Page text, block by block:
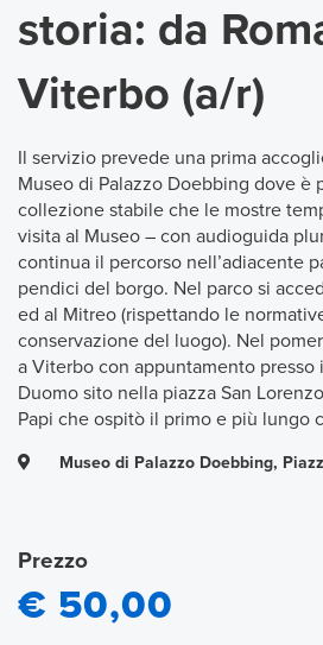
storia: da
Viterbo (a/r)
Il servizio prevede una prima
Museo di Palazzo Doebbing dove è
collezione stabile che le mostre
visita al Museo – con audioguida
continua il percorso nell’adiacente
pendici del borgo. Nel parco si
ed al Mitreo (rispettando le
conservazione del luogo). Nel
a Viterbo con appuntamento
Duomo sito nella piazza San
Papi che ospitò il primo e più lungo
Museo di Palazzo Doebbing,
Prezzo
€ 50,00